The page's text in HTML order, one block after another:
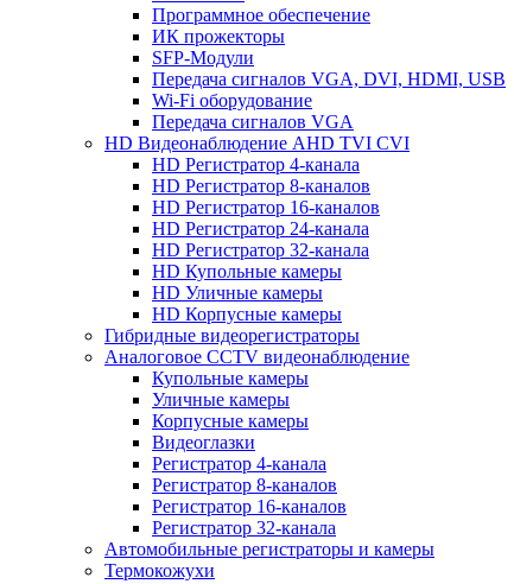
Программное обеспечение
ИК прожекторы
SFP-Модули
Передача сигналов VGA, DVI, HDMI, USB
Wi-Fi оборудование
Передача сигналов VGA
HD Видеонаблюдение AHD TVI CVI
HD Регистратор 4-канала
HD Регистратор 8-каналов
HD Регистратор 16-каналов
HD Регистратор 24-канала
HD Регистратор 32-канала
HD Купольные камеры
HD Уличные камеры
HD Корпусные камеры
Гибридные видеорегистраторы
Аналоговое CCTV видеонаблюдение
Купольные камеры
Уличные камеры
Корпусные камеры
Видеоглазки
Регистратор 4-канала
Регистратор 8-каналов
Регистратор 16-каналов
Регистратор 32-канала
Автомобильные регистраторы и камеры
Термокожухи